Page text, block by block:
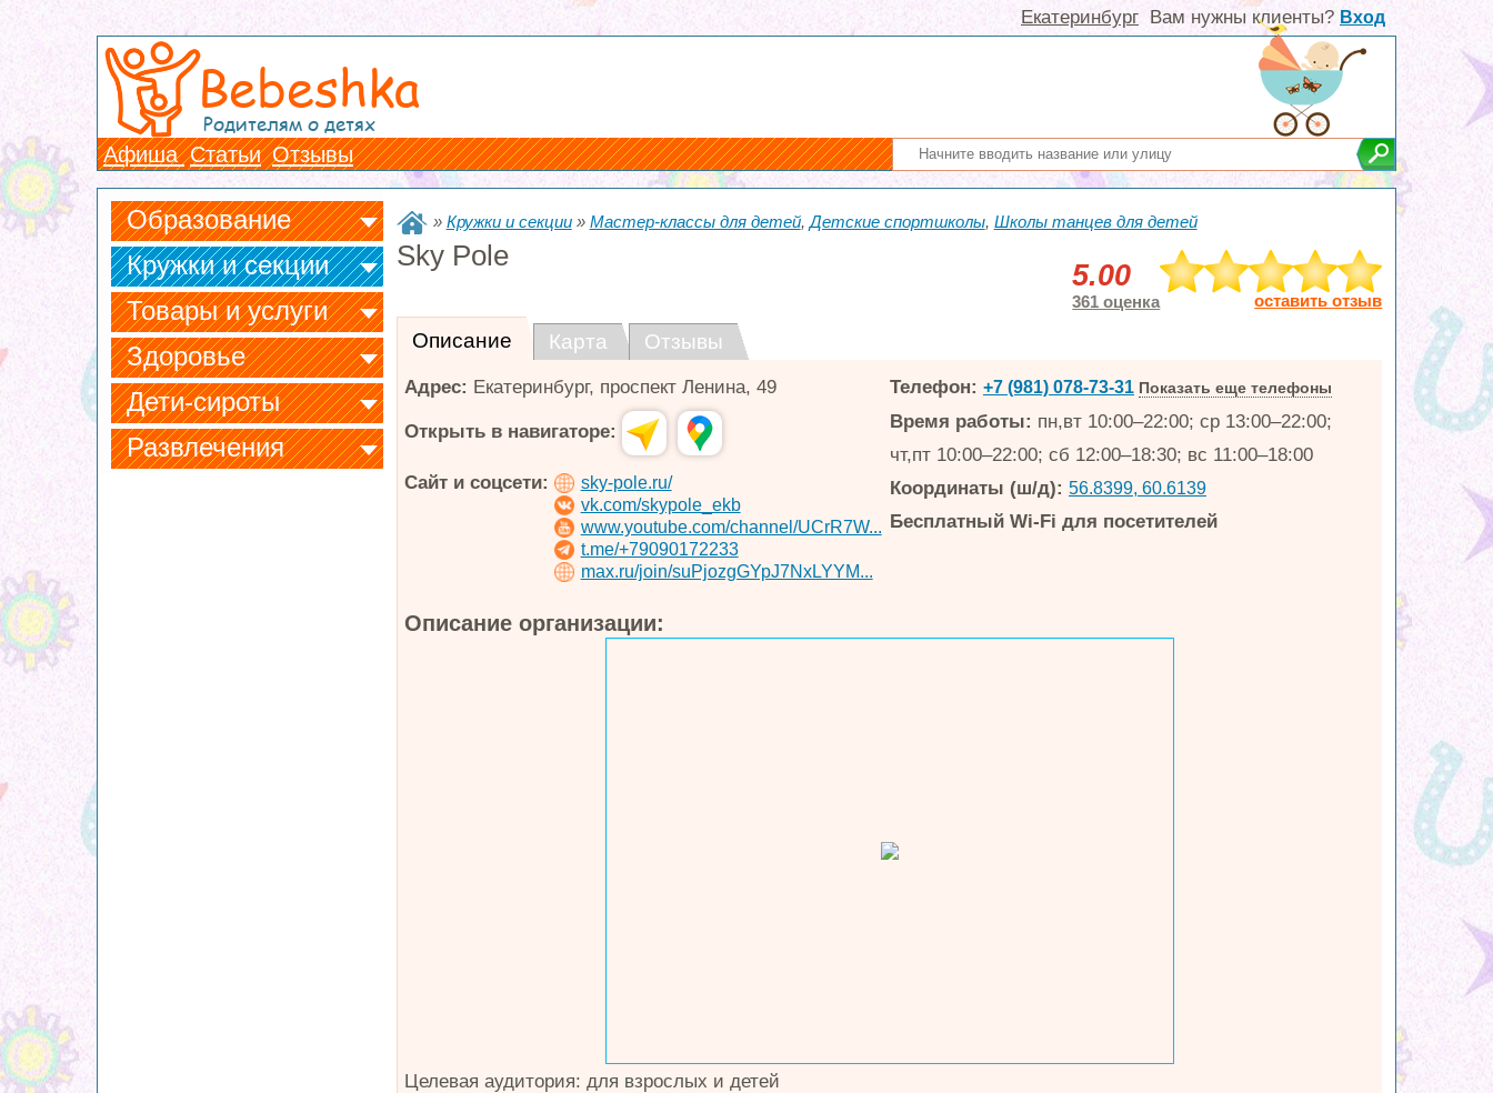
Вам нужны клиенты? Вход
Екатеринбург
Bebeshka
Родителям о детях
Афиша Статьи Отзывы
Образование
Кружки и секции
Товары и услуги
Здоровье
Дети-сироты
Развлечения
» Кружки и секции» Мастер-классы для детей,Детские спортшколы, Школы танцев для детей
Sky Pole
5.00
361 оценка оставить отзыв
Описание Карта Отзывы
Адрес: Екатеринбург, проспект Ленина, 49
Открыть в навигаторе:
Сайт и соцсети:
sky-pole.ru/
vk.com/skypole_ekb
www.youtube.com/channel/UCrR7W...
t.me/+79090172233
max.ru/join/suPjozgGYpJ7NxLYYM...
Телефон: +7 (981) 078-73-31 Показать еще телефоны
Время работы: пн,вт 10:00–22:00; ср 13:00–22:00;
чт,пт 10:00–22:00; сб 12:00–18:30; вс 11:00–18:00
Координаты (ш/д): 56.8399, 60.6139
Бесплатный Wi-Fi для посетителей
Описание организации:
Целевая аудитория: для взрослых и детей